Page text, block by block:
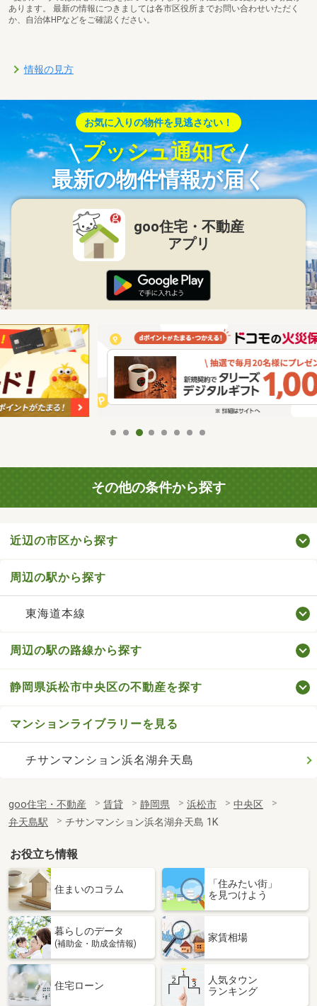
あります。 最新の情報につきましては各市区役所までお問い合わせいただく
か、自治体HPなどをご確認ください。
情報の見方
お気に入りの物件を見逃さない！
プッシュ通知で
最新の物件情報が届く
goo住宅・不動産
アプリ
その他の条件から探す
近辺の市区から探す
周辺の駅から探す
東海道本線
周辺の駅の路線から探す
静岡県浜松市中央区の不動産を探す
マンションライブラリーを見る
チサンマンション浜名湖弁天島
goo住宅・不動産 賃貸 静岡県 浜松市
中央区
弁天島駅
チサンマンション浜名湖弁天島 1K
お役立ち情報
住まいのコラム
「住みたい街」
を見つけよう
暮らしのデータ
(補助金・助成金情報)
家賃相場
住宅ローン
人気タウン
ランキング